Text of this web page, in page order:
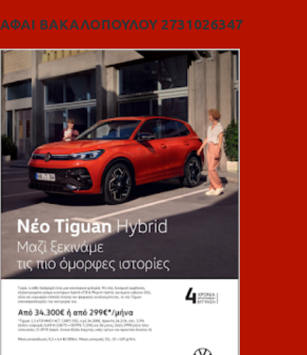
ΑΦΑΙ ΒΑΚΑΛΟΠΟΥΛΟΥ 2731026347